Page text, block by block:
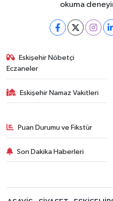
okuma
Eskişehir Nöbetçi
Eczaneler
Eskişehir Namaz Vakitleri
Puan Durumu ve Fikstür
Son Dakika Haberleri